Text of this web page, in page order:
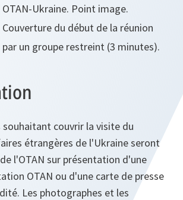
OTAN-Ukraine. Point image.
Couverture du début de la réunion
par un groupe restreint (3 minutes).
souhaitant couvrir la visite du
étrangères de l'Ukraine seront
l'OTAN sur présentation d'une
OTAN ou d'une carte de presse
Les photographes et les